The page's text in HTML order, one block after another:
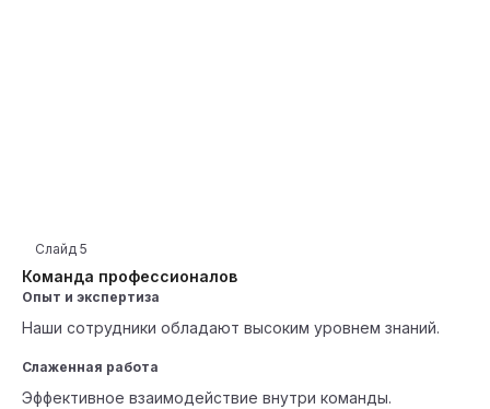
Команда профессионалов
Слайд 5
Опыт и экспертиза
Наши сотрудники обладают высоким уровнем знаний.
Слаженная работа
Эффективное взаимодействие внутри команды.